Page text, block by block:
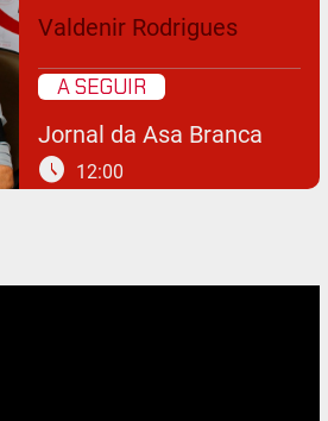
Valdenir Rodrigues
A SEGUIR
Jornal da Asa Branca
schedule 12:00